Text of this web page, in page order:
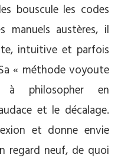
bouscule les codes
manuels austères, il
intuitive et parfois
« méthode voyoute
à philosopher en
et le décalage.
et donne envie
regard neuf, de quoi